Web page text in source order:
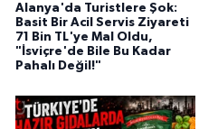
Alanya'da Turistlere Şok:
Basit Bir Acil Servis Ziyareti
71 Bin TL'ye Mal Oldu,
"İsviçre'de Bile Bu Kadar
Pahalı Değil!"